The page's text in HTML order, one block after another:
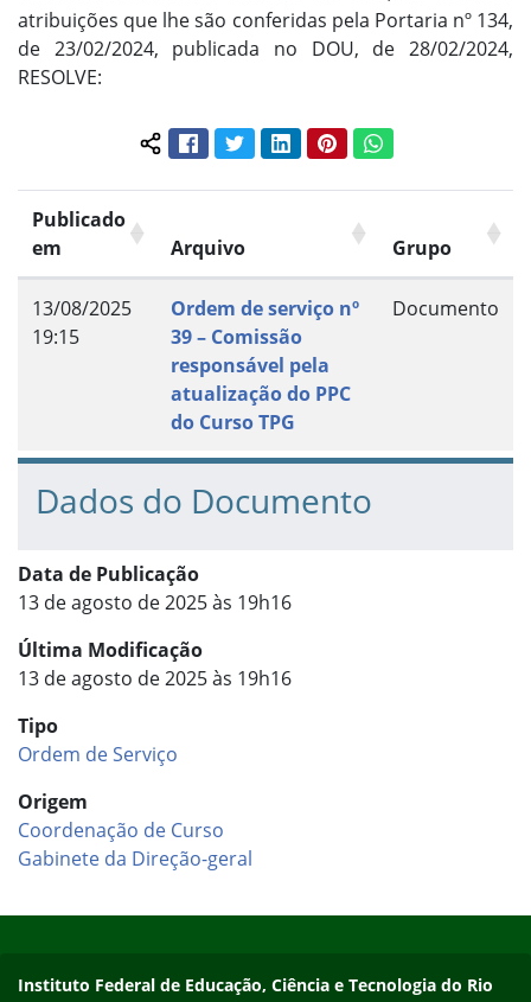
atribuições que lhe são conferidas pela Portaria nº 134,
de 23/02/2024, publicada no DOU, de 28/02/2024,
RESOLVE:
Compartilhar conteúdo:
FacebookTwitterLinkedInPinterestWhatsApp
Publicado
em
Arquivo Grupo
13/08/2025
19:15
Ordem de serviço nº
39 – Comissão
responsável pela
atualização do PPC
do Curso TPG
Documento
Dados do Documento
Data de Publicação
13 de agosto de 2025 às 19h16
Última Modificação
13 de agosto de 2025 às 19h16
Tipo
Ordem de Serviço
Origem
Coordenação de Curso
Gabinete da Direção-geral
Instituto Federal de Educação, Ciência e Tecnologia do Rio